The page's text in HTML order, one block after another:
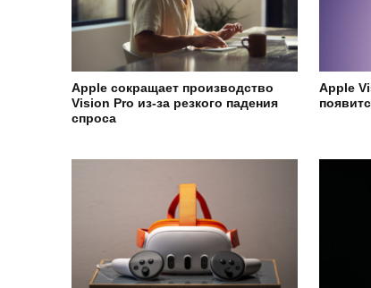
Apple сокращает производство
Vision Pro из-за резкого падения
спроса
Apple